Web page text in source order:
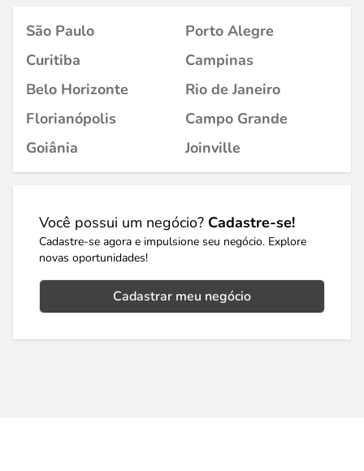
São Paulo
Porto Alegre
Curitiba
Campinas
Belo Horizonte
Rio de Janeiro
Florianópolis
Campo Grande
Goiânia
Joinville
Você possui um negócio? Cadastre-se!
Cadastre-se agora e impulsione seu negócio. Explore
novas oportunidades!
Cadastrar meu negócio